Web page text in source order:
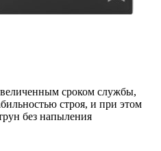
сроком службы,
строя, и при этом
без напыления